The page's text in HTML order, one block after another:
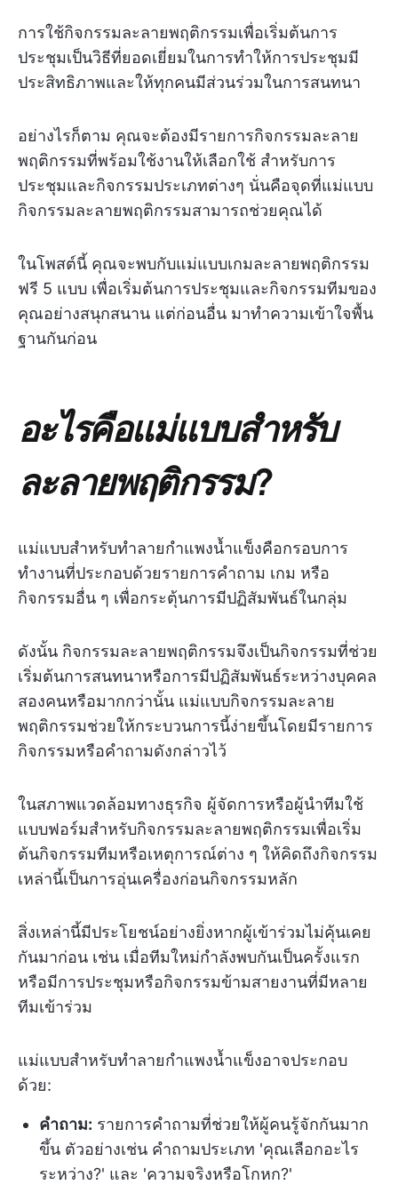
การใช้กิจกรรมละลายพฤติกรรมเพื่อเริ่มต้นการ
ประชุมเป็นวิธีที่ยอดเยี่ยมในการทำให้การประชุมมี
ประสิทธิภาพและให้ทุกคนมีส่วนร่วมในการสนทนา
อย่างไรก็ตาม คุณจะต้องมีรายการกิจกรรมละลาย
พฤติกรรมที่พร้อมใช้งานให้เลือกใช้ สำหรับการ
ประชุมและกิจกรรมประเภทต่างๆ นั่นคือจุดที่แม่แบบ
กิจกรรมละลายพฤติกรรมสามารถช่วยคุณได้
ในโพสต์นี้ คุณจะพบกับแม่แบบเกมละลายพฤติกรรม
ฟรี 5 แบบ เพื่อเริ่มต้นการประชุมและกิจกรรมทีมของ
คุณอย่างสนุกสนาน แต่ก่อนอื่น มาทำความเข้าใจพื้น
ฐานกันก่อน
อะไรคือแม่แบบสำหรับ
ละลายพฤติกรรม?
แม่แบบสำหรับทำลายกำแพงน้ำแข็งคือกรอบการ
ทำงานที่ประกอบด้วยรายการคำถาม เกม หรือ
กิจกรรมอื่น ๆ เพื่อกระตุ้นการมีปฏิสัมพันธ์ในกลุ่ม
ดังนั้น กิจกรรมละลายพฤติกรรมจึงเป็นกิจกรรมที่ช่วย
เริ่มต้นการสนทนาหรือการมีปฏิสัมพันธ์ระหว่างบุคคล
สองคนหรือมากกว่านั้น แม่แบบกิจกรรมละลาย
พฤติกรรมช่วยให้กระบวนการนี้ง่ายขึ้นโดยมีรายการ
กิจกรรมหรือคำถามดังกล่าวไว้
ในสภาพแวดล้อมทางธุรกิจ ผู้จัดการหรือผู้นำทีมใช้
แบบฟอร์มสำหรับกิจกรรมละลายพฤติกรรมเพื่อเริ่ม
ต้นกิจกรรมทีมหรือเหตุการณ์ต่าง ๆ ให้คิดถึงกิจกรรม
เหล่านี้เป็นการอุ่นเครื่องก่อนกิจกรรมหลัก
สิ่งเหล่านี้มีประโยชน์อย่างยิ่งหากผู้เข้าร่วมไม่คุ้นเคย
กันมาก่อน เช่น เมื่อทีมใหม่กำลังพบกันเป็นครั้งแรก
หรือมีการประชุมหรือกิจกรรมข้ามสายงานที่มีหลาย
ทีมเข้าร่วม
แม่แบบสำหรับทำลายกำแพงน้ำแข็งอาจประกอบ
ด้วย:
คำถาม: รายการคำถามที่ช่วยให้ผู้คนรู้จักกันมาก
ขึ้น ตัวอย่างเช่น คำถามประเภท 'คุณเลือกอะไร
ระหว่าง?' และ 'ความจริงหรือโกหก?'